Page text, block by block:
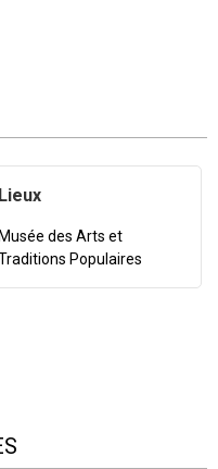
Lieux
Musée des Arts et
Populaires